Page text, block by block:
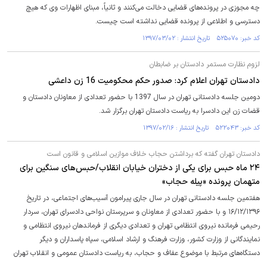
چه مجوزی در پرونده‌های قضایی دخالت می‌کنند و ثانیاً، مبنای اظهارات وی که هیچ
دسترسی و اطلاعی از پرونده قضایی نداشته است چیست.
کد خبر: ۵۲۵۰۷۰ تاریخ انتشار : ۱۳۹۷/۰۳/۰۲
لزوم نظارت مستمر دادستان بر ضابطان
دادستان تهران اعلام کرد: صدور حکم محکومیت 16 زن داعشی
دومین جلسه دادستانی تهران در سال 1397 با حضور تعدادی از معاونان دادستان و
قضات زن این دادسرا به ریاست دادستان تهران برگزار شد.
کد خبر: ۵۲۲۰۴۳ تاریخ انتشار : ۱۳۹۷/۰۲/۱۶
دادستان تهران گفته که برداشتن حجاب خلاف موازین اسلامی و قانون است
۲۴ ماه حبس برای یکی از دختران خیابان انقلاب/حبس‌های سنگین برای
متهمان پرونده «پیله حجاب»
هفتمین جلسه دادستانی تهران در سال جاری پیرامون آسیب‌های اجتماعی، در تاریخ
۱۶/۱۲/۱۳۹۶ و با حضور تعدادی از معاونان و سرپرستان نواحی دادسرای تهران، سردار
رحیمی فرمانده نیروی انتظامی تهران و تعدادی دیگری از فرماندهان نیروی انتظامی و
نمایندگانی از وزارت کشور، وزارت فرهنگ و ارشاد اسلامی، سپاه پاسداران و دیگر
دستگاه‌های مرتبط با موضوع عفاف و حجاب، به ریاست دادستان عمومی و انقلاب تهران